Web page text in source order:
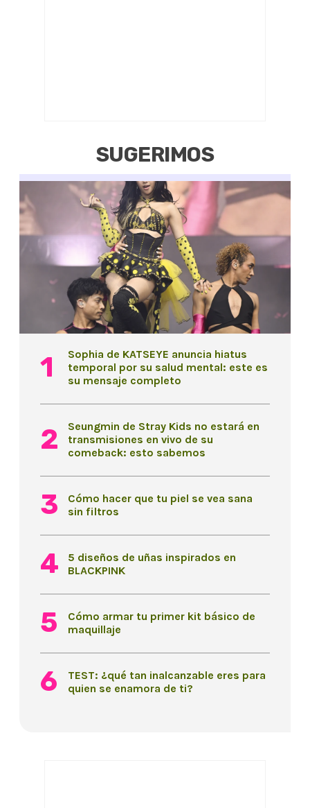
SUGERIMOS
Sophia de KATSEYE anuncia hiatus
temporal por su salud mental: este es
su mensaje completo
Seungmin de Stray Kids no estará en
transmisiones en vivo de su
comeback: esto sabemos
Cómo hacer que tu piel se vea sana
sin filtros
5 diseños de uñas inspirados en
BLACKPINK
Cómo armar tu primer kit básico de
maquillaje
TEST: ¿qué tan inalcanzable eres para
quien se enamora de ti?